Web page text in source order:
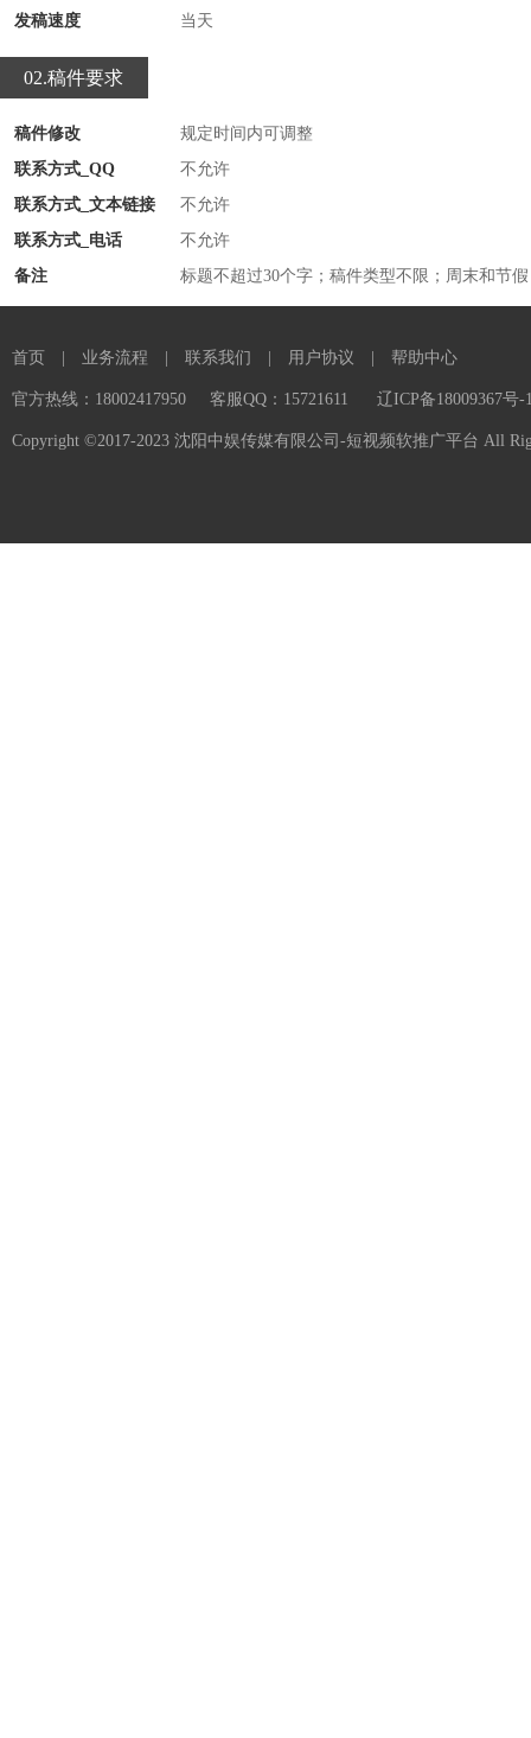
发稿速度
当天
02.稿件要求
稿件修改
规定时间内可调整
联系方式_QQ
不允许
联系方式_文本链接
不允许
联系方式_电话
不允许
备注
标题不超过30个字；稿件类型不限；周末和节
首页 业务流程 联系我们 用户协议 帮助中心
官方热线：18002417950 客服QQ：15721611 辽ICP备18009367号-
Copyright ©2017-2023 沈阳中娱传媒有限公司-短视频软推广平台 All